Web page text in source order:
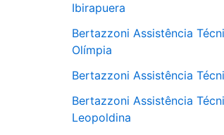
Ibirapuera
Bertazzoni Assistência
Olímpia
Bertazzoni Assistência
Bertazzoni Assistência
Leopoldina